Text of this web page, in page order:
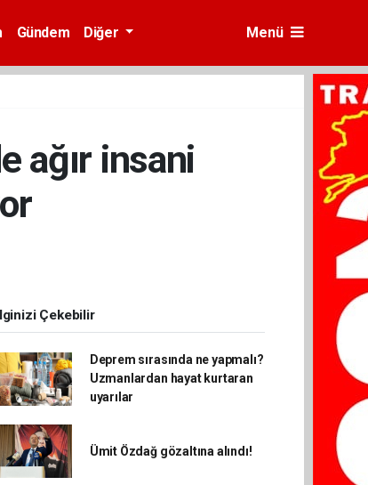
Gündem Diğer Menü
ağır insani
Çekebilir
Deprem sırasında ne yapmalı?
Uzmanlardan hayat kurtaran
uyarılar
Ümit Özdağ gözaltına alındı!